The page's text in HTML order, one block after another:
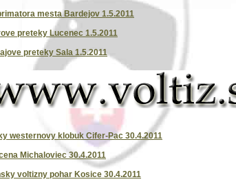
mesta Bardejov 1.5.2011
preteky Lucenec 1.5.2011
preteky Sala 1.5.2011
westernovy klobuk Cifer-Pac 30.4.2011
Michaloviec 30.4.2011
voltizny pohar Kosice 30.4.2011